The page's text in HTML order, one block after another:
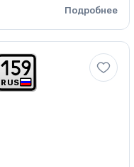
Подробнее
RUS
1 59